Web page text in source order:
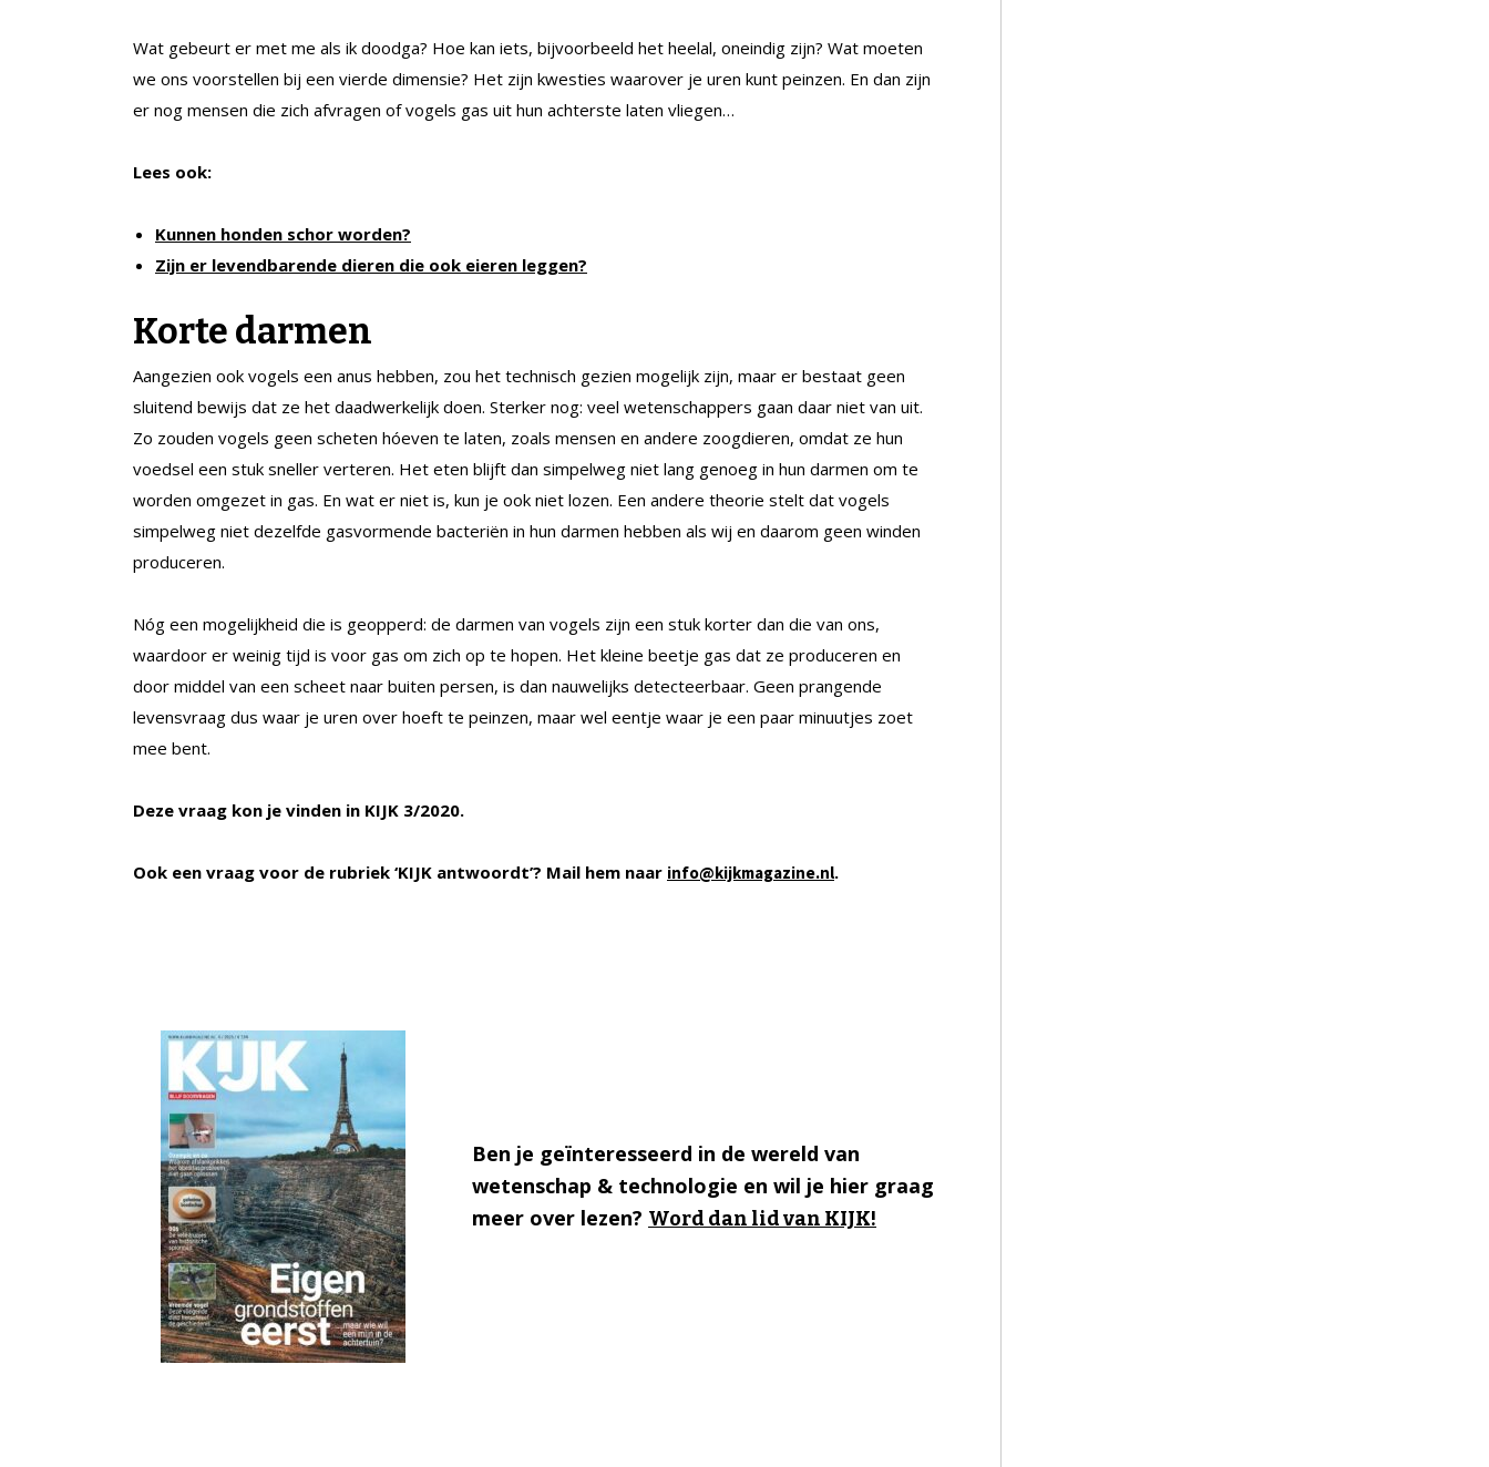
Wat gebeurt er met me als ik doodga? Hoe kan iets, bijvoorbeeld het heelal, oneindig zijn? Wat moeten
we ons voorstellen bij een vierde dimensie? Het zijn kwesties waarover je uren kunt peinzen. En dan zijn
er nog mensen die zich afvragen of vogels gas uit hun achterste laten vliegen…
Lees ook:
Kunnen honden schor worden?
Zijn er levendbarende dieren die ook eieren leggen?
Korte darmen
Aangezien ook vogels een anus hebben, zou het technisch gezien mogelijk zijn, maar er bestaat geen
sluitend bewijs dat ze het daadwerkelijk doen. Sterker nog: veel wetenschappers gaan daar niet van uit.
Zo zouden vogels geen scheten hóeven te laten, zoals mensen en andere zoogdieren, omdat ze hun
voedsel een stuk sneller verteren. Het eten blijft dan simpelweg niet lang genoeg in hun darmen om te
worden omgezet in gas. En wat er niet is, kun je ook niet lozen. Een andere theorie stelt dat vogels
simpelweg niet dezelfde gasvormende bacteriën in hun darmen hebben als wij en daarom geen winden
produceren.
Nóg een mogelijkheid die is geopperd: de darmen van vogels zijn een stuk korter dan die van ons,
waardoor er weinig tijd is voor gas om zich op te hopen. Het kleine beetje gas dat ze produceren en
door middel van een scheet naar buiten persen, is dan nauwelijks detecteerbaar. Geen prangende
levensvraag dus waar je uren over hoeft te peinzen, maar wel eentje waar je een paar minuutjes zoet
mee bent.
Deze vraag kon je vinden in KIJK 3/2020.
Ook een vraag voor de rubriek ‘KIJK antwoordt’? Mail hem naar info@kijkmagazine.nl.
Ben je geïnteresseerd in de wereld van
wetenschap & technologie en wil je hier graag
meer over lezen? Word dan lid van KIJK!